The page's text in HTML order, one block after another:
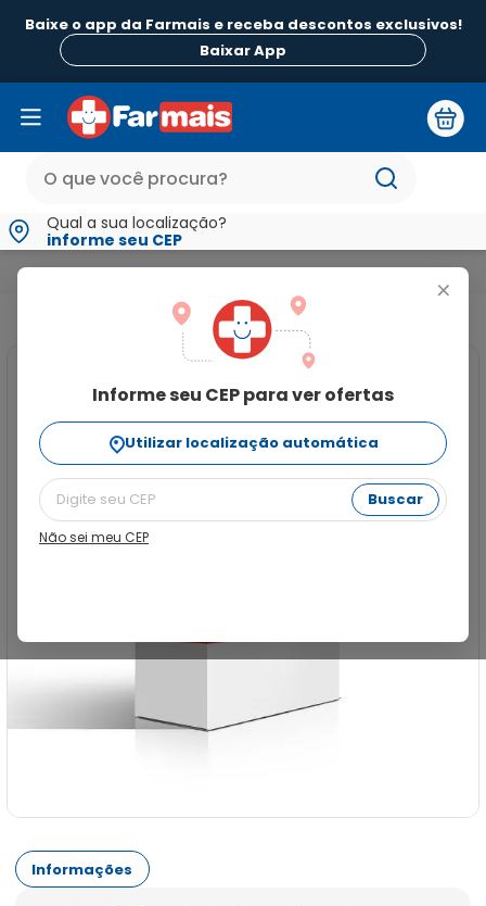
Baixe o app da Farmais e receba descontos exclusivos!
Baixar App
Qual a sua localização?
informe seu CEP
+
Informe seu CEP para ver ofertas
Utilizar localização automática
Buscar
Não sei meu CEP
Stanglit
Informações